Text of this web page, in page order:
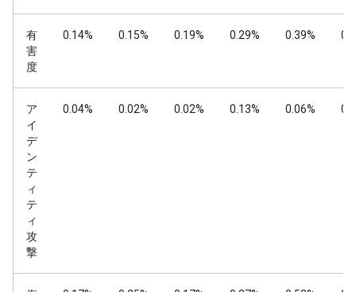
有
害
度
0.14% 0.15% 0.19% 0.29% 0.39%
ア
イ
デ
ン
テ
ィ
テ
ィ
攻
撃
0.04% 0.02% 0.02% 0.13% 0.06%